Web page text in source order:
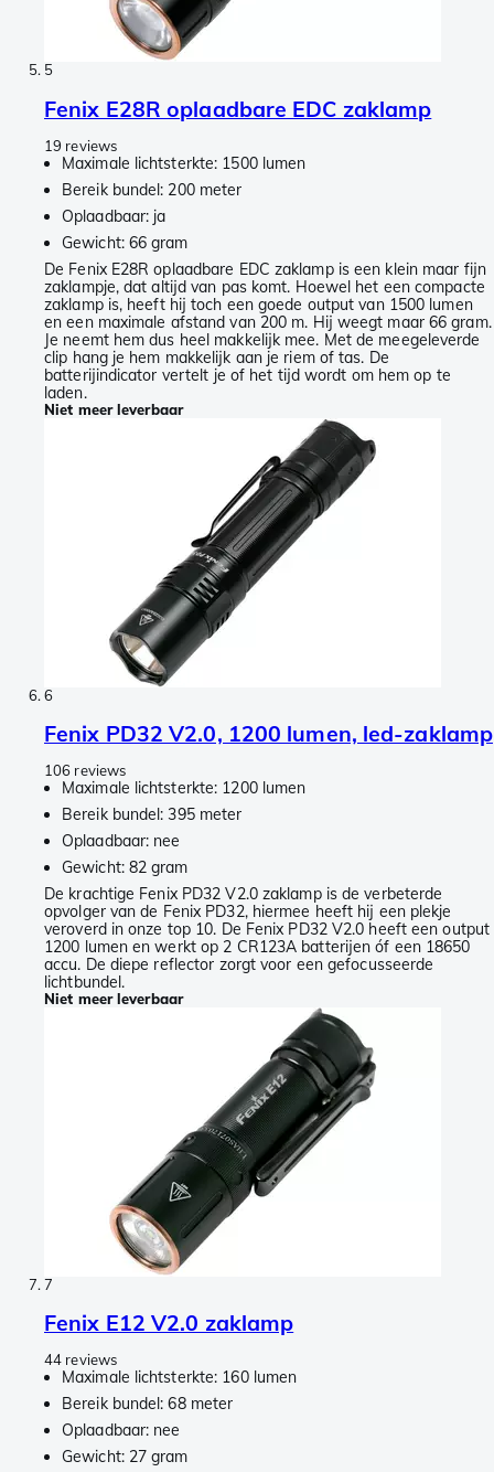
5
Fenix E28R oplaadbare EDC zaklamp
19 reviews
Maximale lichtsterkte: 1500 lumen
Bereik bundel: 200 meter
Oplaadbaar: ja
Gewicht: 66 gram
De Fenix E28R oplaadbare EDC zaklamp is een klein maar fijn
zaklampje, dat altijd van pas komt. Hoewel het een compacte
zaklamp is, heeft hij toch een goede output van 1500 lumen
en een maximale afstand van 200 m. Hij weegt maar 66 gram.
Je neemt hem dus heel makkelijk mee. Met de meegeleverde
clip hang je hem makkelijk aan je riem of tas. De
batterijindicator vertelt je of het tijd wordt om hem op te
laden.
Niet meer leverbaar
6
Fenix PD32 V2.0, 1200 lumen, led-zaklamp
106 reviews
Maximale lichtsterkte: 1200 lumen
Bereik bundel: 395 meter
Oplaadbaar: nee
Gewicht: 82 gram
De krachtige Fenix PD32 V2.0 zaklamp is de verbeterde
opvolger van de Fenix PD32, hiermee heeft hij een plekje
veroverd in onze top 10. De Fenix PD32 V2.0 heeft een output
1200 lumen en werkt op 2 CR123A batterijen óf een 18650
accu. De diepe reflector zorgt voor een gefocusseerde
lichtbundel.
Niet meer leverbaar
7
Fenix E12 V2.0 zaklamp
44 reviews
Maximale lichtsterkte: 160 lumen
Bereik bundel: 68 meter
Oplaadbaar: nee
Gewicht: 27 gram